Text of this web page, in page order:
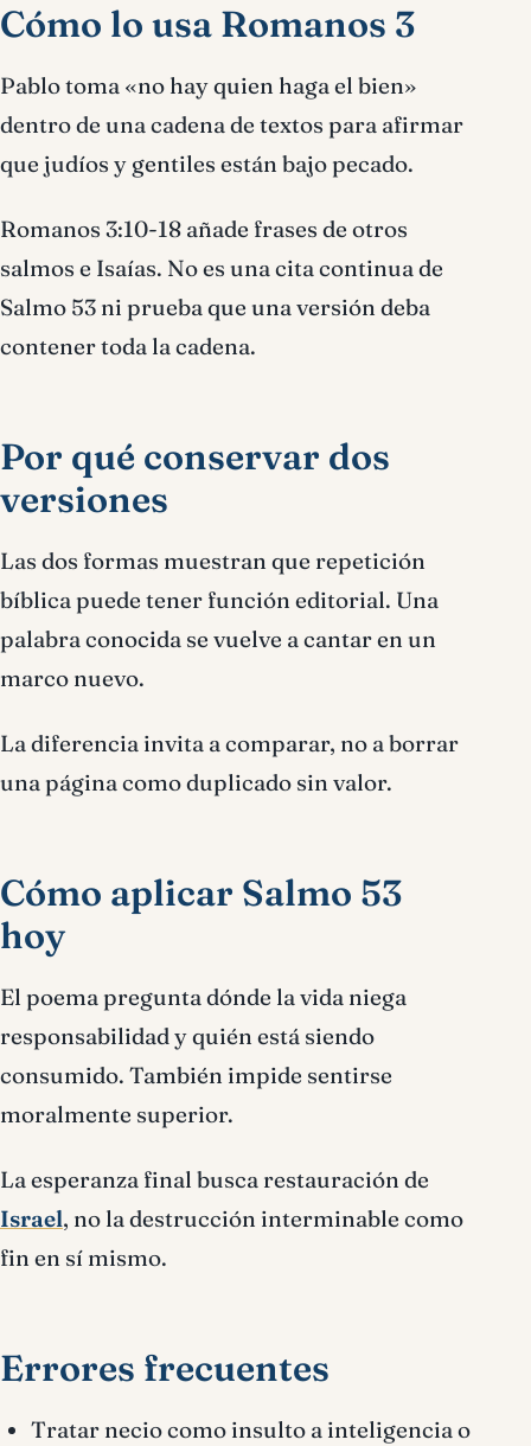
Cómo lo usa Romanos 3
Pablo toma «no hay quien haga el bien»
dentro de una cadena de textos para afirmar
que judíos y gentiles están bajo pecado.
Romanos 3:10-18 añade frases de otros
salmos e Isaías. No es una cita continua de
Salmo 53 ni prueba que una versión deba
contener toda la cadena.
Por qué conservar dos
versiones
Las dos formas muestran que repetición
bíblica puede tener función editorial. Una
palabra conocida se vuelve a cantar en un
marco nuevo.
La diferencia invita a comparar, no a borrar
una página como duplicado sin valor.
Cómo aplicar Salmo 53
hoy
El poema pregunta dónde la vida niega
responsabilidad y quién está siendo
consumido. También impide sentirse
moralmente superior.
La esperanza final busca restauración de
Israel, no la destrucción interminable como
fin en sí mismo.
Errores frecuentes
Tratar necio como insulto a inteligencia o